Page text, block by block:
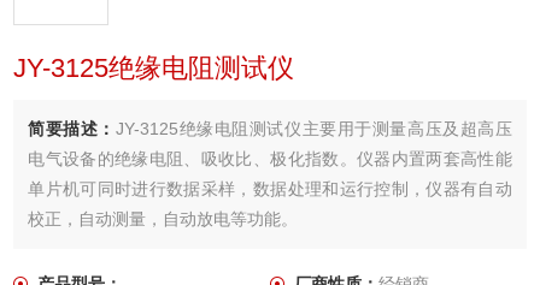
JY-3125绝缘电阻测试仪
简要描述：JY-3125绝缘电阻测试仪主要用于测量高压及超高压
电气设备的绝缘电阻、吸收比、极化指数。仪器内置两套高性能
单片机可同时进行数据采样，数据处理和运行控制，仪器有自动
校正，自动测量，自动放电等功能。